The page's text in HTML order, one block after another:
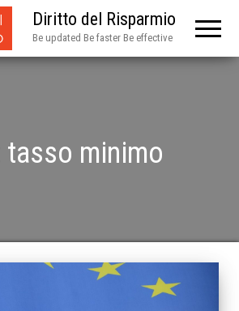
Diritto del Risparmio
Be updated Be faster Be effective
tasso minimo